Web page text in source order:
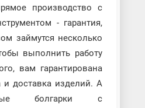
производство с
- гарантия,
займутся несколько
выполнить работу
вам гарантирована
и доставка изделий. А
болгарки с